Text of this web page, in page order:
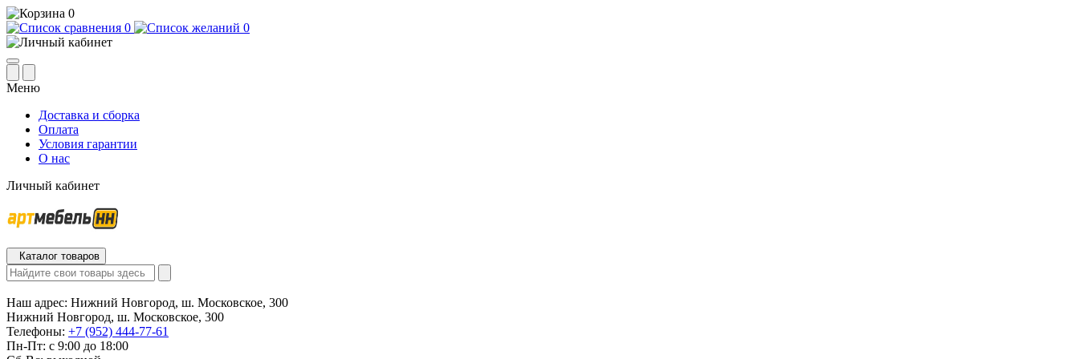
0
0
0
Меню
Доставка и сборка
Оплата
Условия гарантии
О нас
Личный кабинет
Каталог товаров
Наш адрес: Нижний Новгород, ш. Московское, 300
Нижний Новгород, ш. Московское, 300
Телефоны: +7 (952) 444-77-61
Пн-Пт: с 9:00 до 18:00